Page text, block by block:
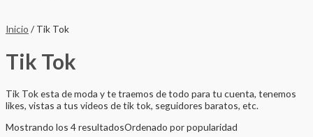
Inicio / Tik Tok
Tik Tok
Tik Tok esta de moda y te traemos de todo para tu cuenta, tenemos
likes, vistas a tus videos de tik tok, seguidores baratos, etc.
Mostrando los 4 resultadosOrdenado por popularidad